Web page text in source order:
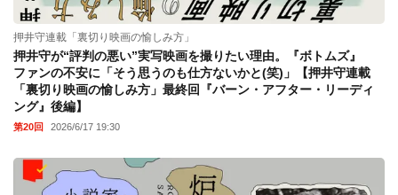
押井守連載「裏切り映画の愉しみ方」
押井守が“評判の悪い”実写映画を撮りたい理由。『ボトムズ』
ファンの不安に「そう思うのも仕方ないかと(笑)」【押井守連載
「裏切り映画の愉しみ方」最終回『バーン・アフター・リーディ
ング』後編】
第20回 2026/6/17 19:30